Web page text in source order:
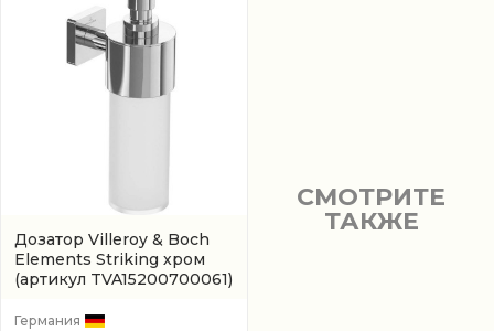
Дозатор Villeroy & Boch
Elements Striking хром
(артикул TVA15200700061)
Германия
СМОТРИТЕ
ТАКЖЕ